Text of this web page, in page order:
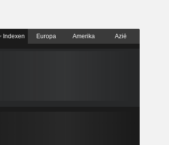
Indexen Europa Amerika Azië